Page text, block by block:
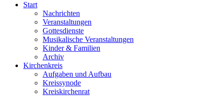
Start
Nachrichten
Veranstaltungen
Gottesdienste
Musikalische Veranstaltungen
Kinder & Familien
Archiv
Kirchenkreis
Aufgaben und Aufbau
Kreissynode
Kreiskirchenrat